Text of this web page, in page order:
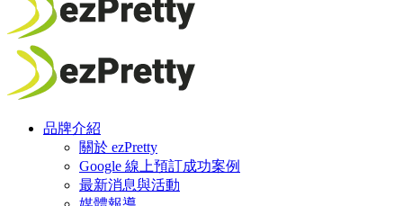
品牌介紹
關於 ezPretty
Google 線上預訂成功案例
最新消息與活動